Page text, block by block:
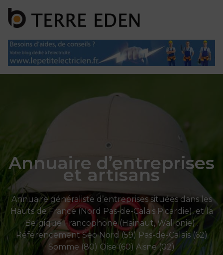
Annuaire d’entreprises
et artisans
Annuaire généraliste d’entreprises situées dans les
Hauts de France (Nord Pas-de-Calais Picardie), et la
Belgique Francophone (Hainaut, Wallonie) .
Référencement Seo Nord (59) Pas-de-Calais (62)
Somme (80) Oise (60) Aisne (02)
Panneau de gestion des cookies